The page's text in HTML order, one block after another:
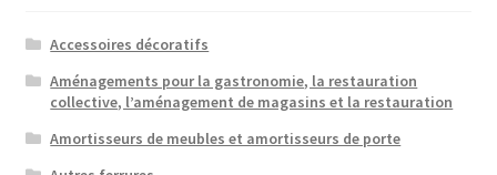
Accessoires décoratifs
Aménagements pour la gastronomie, la restauration
collective, l’aménagement de magasins et la restauration
Amortisseurs de meubles et amortisseurs de porte